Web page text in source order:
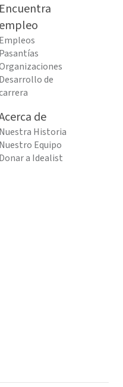
Encuentra
empleo
Empleos
Pasantías
Desarrollo de
de
Nuestra Historia
Nuestro Equipo
Donar a Idealist